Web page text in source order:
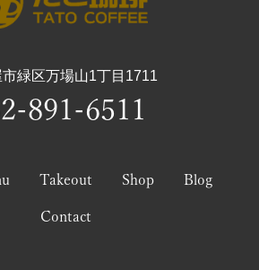
緑区万場山1丁目1711
891-6511
Takeout Shop Blog
Contact